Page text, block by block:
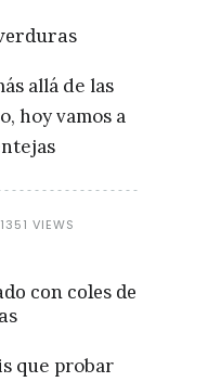
allá de las
hoy vamos a
1351 VIEWS
con coles de
que probar